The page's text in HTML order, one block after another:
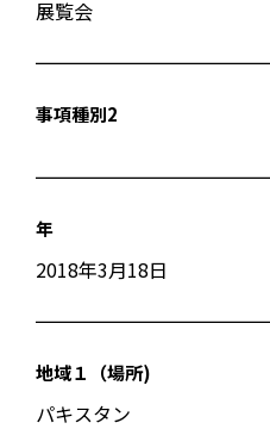
展覧会
事項種別2
年
2018年3月18日
地域１（場所)
パキスタン